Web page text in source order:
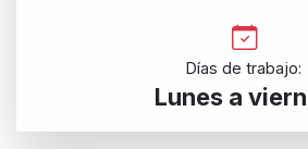
Días de trabajo:
Lunes a